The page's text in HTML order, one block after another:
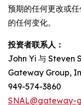
预期的任何更改或
的任何变化。
投资者联系人：
John Yi 与 Steven
Gateway Group,
949-574-3860
SNAL@gateway-